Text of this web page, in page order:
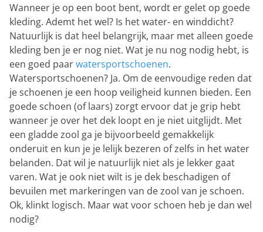
Wanneer je op een boot bent, wordt er gelet op goede
kleding. Ademt het wel? Is het water- en winddicht?
Natuurlijk is dat heel belangrijk, maar met alleen goede
kleding ben je er nog niet. Wat je nu nog nodig hebt, is
een goed paarwatersportschoenen.
Watersportschoenen? Ja. Om de eenvoudige reden dat
je schoenen je een hoop veiligheid kunnen bieden. Een
goede schoen (of laars) zorgt ervoor dat je grip hebt
wanneer je over het dek loopt en je niet uitglijdt. Met
een gladde zool ga je bijvoorbeeld gemakkelijk
onderuit en kun je je lelijk bezeren of zelfs in het water
belanden. Dat wil je natuurlijk niet als je lekker gaat
varen. Wat je ook niet wilt is je dek beschadigen of
bevuilen met markeringen van de zool van je schoen.
Ok, klinkt logisch. Maar wat voor schoen heb je dan wel
nodig?